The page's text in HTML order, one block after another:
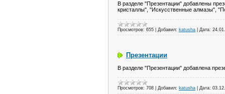
В разделе "Презентации" добавлены
кристаллы", "Искусственные алмазы",
Просмотров: 655 Добавил: katusha Дата:
Презентации
В разделе "Презентации" добавлена
Просмотров: 708 Добавил: katusha Дата: